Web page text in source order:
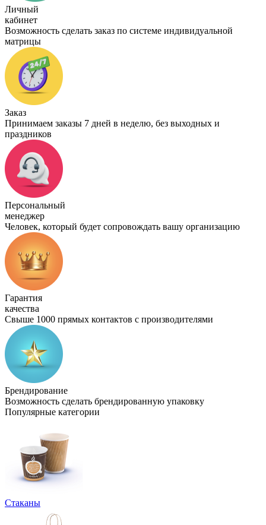
Личный
кабинет
Возможность сделать заказ по системе индивидуальной
матрицы
Заказ
Принимаем заказы 7 дней в неделю, без выходных и
праздников
Персональный
менеджер
Человек, который будет сопровождать вашу организацию
Гарантия
качества
Свыше 1000 прямых контактов с производителями
Брендирование
Возможность сделать брендированную упаковку
Популярные категории
Стаканы